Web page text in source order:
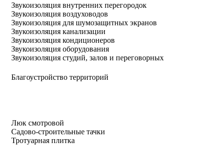
Звукоизоляция внутренних перегородок
Звукоизоляция воздуховодов
Звукоизоляция для шумозащитных экранов
Звукоизоляция канализации
Звукоизоляция кондиционеров
Звукоизоляция оборудования
Звукоизоляция студий, залов и переговорных
Благоустройство территорий
Люк смотровой
Садово-строительные тачки
Тротуарная плитка